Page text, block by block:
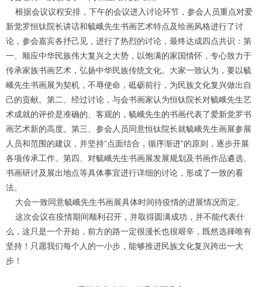
根据会议议程安排，下午的会议进入讨论环节，参会人员重点对爱
新觉罗恒钛院长讲话和毓峨先生书画艺术特点及绘画风格进行了讨
论，参会嘉宾各抒己见，进行了热烈的讨论，最终达成四点共识：第
一、顺应中华民族伟大复兴之大势，以饱满的家国情怀，专心致力于
传承家族书画艺术，弘扬中华民族传统文化。大家一致认为，要以毓
峨先生书画展为契机，不辱使命，砥砺前行，为民族文化复兴做出自
己的贡献。第二、经过讨论，与会书画家认为恒钛院长对毓峨先生艺
术成就的评价是准确的、客观的，毓峨先生的书画代表了爱新觉罗书
画艺术新的高度。第三、参会人员同意恒钛院长就毓峨先生画展参展
人员和范围的建议，并坚持“点面结合，循序渐进”的原则，逐步开展
各项传承工作。第四、对毓峨先生书画展发展规划及书画作品遴选、
书画研讨及展出地点等具体事宜进行详细的讨论，形成了一致的看
法。
大会一致同意毓峨先生书画展具体时间待疫情的进展情况而定。
这次会议在疫情期间顺利召开，并取得圆满成功，并不能代表什
么，这只是一个开始，前方的路一定很漫长也很艰辛，既然选择唯有
坚持！只愿我们每个人的一小步，能够推进民族文化复兴跨出一大
步！